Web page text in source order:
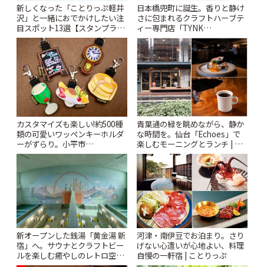
新しくなった「ことりっぷ軽井
沢」と一緒におでかけしたい注
目スポット13選【スタンプラリ
ー開催中】 | ことりっぷ
日本橋兜町に誕生。香りと静け
さに包まれるクラフトハーブテ
ィー専門店「TYNK
Kabutocho」 | ことりっぷ
カスタマイズも楽しい!約500種
類の可愛いワッペンキーホルダ
ーがずらり。小平市
「Kimamaya T&K」 | ことりっ
青葉通の緑を眺めながら、静か
な時間を。仙台「Echoes」で
楽しむモーニングとランチ | こ
とりっぷ
新オープンした銭湯「黄金湯 新
宿」へ。サウナとクラフトビー
ルを楽しむ癒やしのレトロ空間
河津・南伊豆でお泊まり。さり
げない心遣いが心地よい、料理
自慢の一軒宿 | ことりっぷ